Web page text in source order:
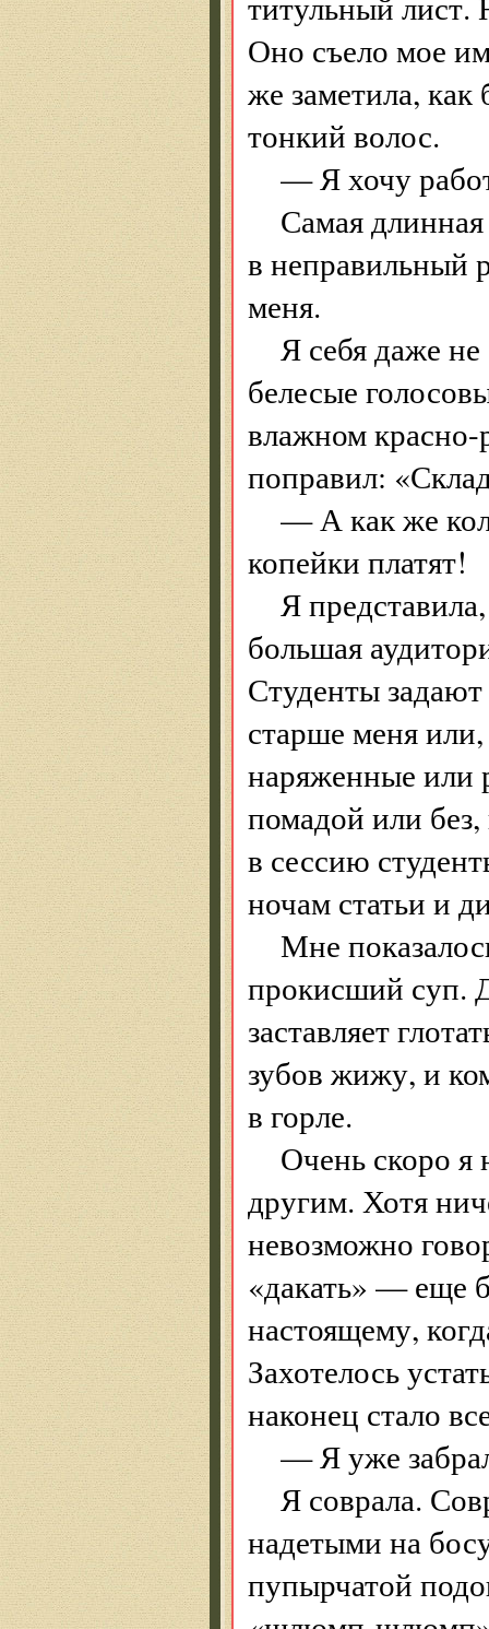
Оно съело мое
же заметила, как
тонкий волос.
— Я хочу
Самая
в неправильный
меня.
Я себя даже не
белесые
влажном красно-
поправил:
— А как же
копейки платят!
Я
большая
Студенты
старше меня
наряженные или
помадой или
в сессию
ночам статьи и
Мне
прокисший суп.
заставляет
зубов жижу, и
в горле.
Очень скоро я
другим. Хотя
невозможно
«дакать» — еще
настоящему,
Захотелось
наконец стало
— Я уже
Я соврала.
надетыми на
пупырчатой